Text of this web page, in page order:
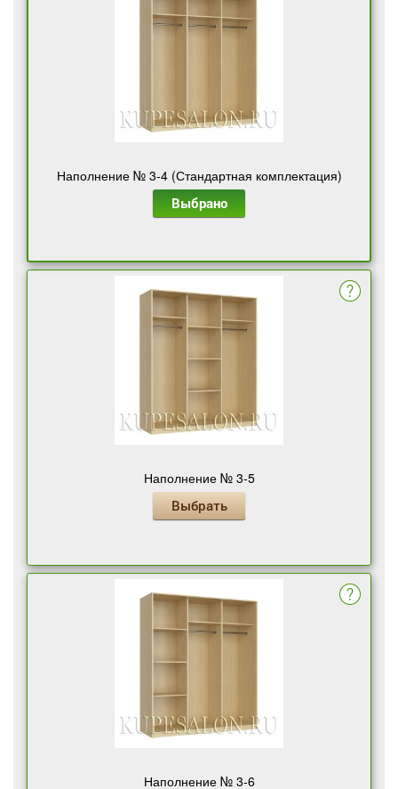
Наполнение № 3-4 (Стандартная комплектация)
Выбрано
Наполнение № 3-5
Выбрать
Наполнение № 3-6